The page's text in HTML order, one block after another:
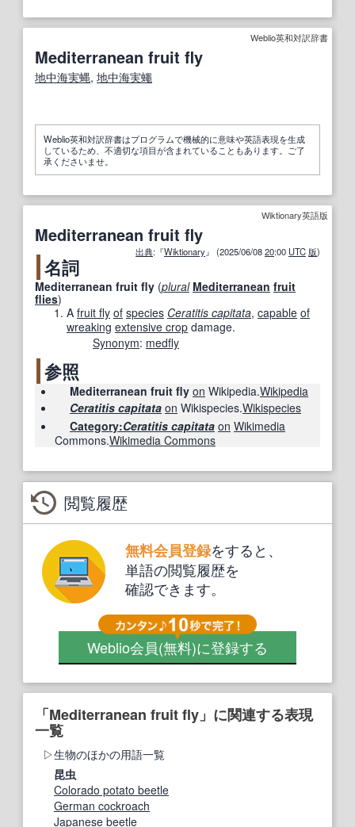
Weblio英和対訳辞書
Mediterranean fruit fly
地中海実蝿, 地中海実蠅
Weblio英和対訳辞書はプログラムで機械的に意味や英語表現を生成
しているため、不適切な項目が含まれていることもあります。ご了
承くださいませ。
Wiktionary英語版
Mediterranean fruit fly
出典:『Wiktionary』 (2025/06/0820:00 UTC 版)
名詞
Mediterranean fruit fly (plural Mediterranean fruit
flies)
A fruit fly of species Ceratitis capitata, capable of
wreaking extensive crop damage.
Synonym: medfly
参照
Mediterranean fruit fly on Wikipedia.Wikipedia
Ceratitis capitata on Wikispecies.Wikispecies
Category:Ceratitis capitata on Wikimedia
Commons.Wikimedia Commons
閲覧履歴
無料会員登録をすると、
単語の閲覧履歴を
確認できます。
Weblio会員(無料)に登録する
「Mediterranean fruit fly」に関連する表現
一覧
生物のほかの用語一覧
昆虫
Colorado potato beetle
German cockroach
Japanese beetle